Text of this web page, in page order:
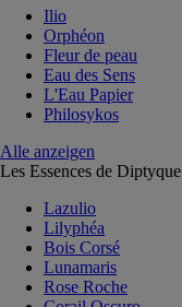
Ilio
Orphéon
Fleur de peau
Eau des Sens
L'Eau Papier
Philosykos
Alle anzeigen
Les Essences de Diptyque
Lazulio
Lilyphéa
Bois Corsé
Lunamaris
Rose Roche